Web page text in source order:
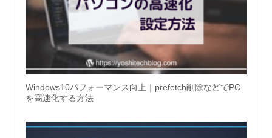
Windows10パフォーマンス向上｜prefetch削除などでPC
を高速化する方法